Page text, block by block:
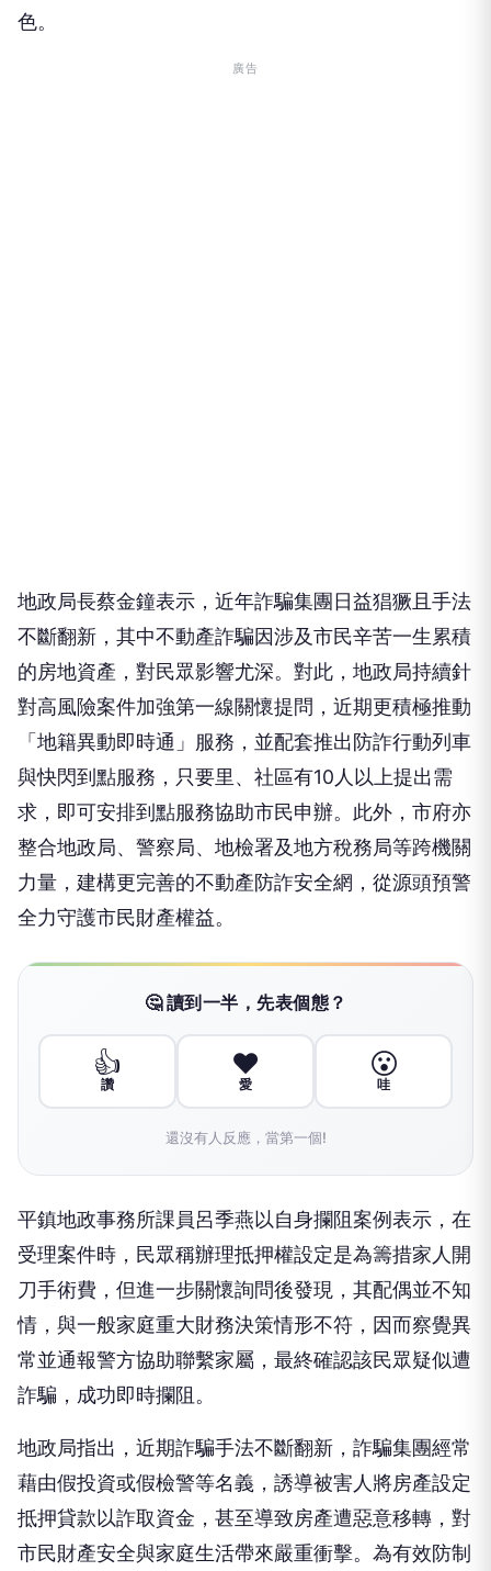
色。
廣告
地政局長蔡金鐘表示，近年詐騙集團日益猖獗且手法
不斷翻新，其中不動產詐騙因涉及市民辛苦一生累積
的房地資產，對民眾影響尤深。對此，地政局持續針
對高風險案件加強第一線關懷提問，近期更積極推動
「地籍異動即時通」服務，並配套推出防詐行動列車
與快閃到點服務，只要里、社區有10人以上提出需
求，即可安排到點服務協助市民申辦。此外，市府亦
整合地政局、警察局、地檢署及地方稅務局等跨機關
力量，建構更完善的不動產防詐安全網，從源頭預警
全力守護市民財產權益。
🤔 讀到一半，先表個態？
👍
讚
❤️
愛
😮
哇
還沒有人反應，當第一個!
平鎮地政事務所課員呂季燕以自身攔阻案例表示，在
受理案件時，民眾稱辦理抵押權設定是為籌措家人開
刀手術費，但進一步關懷詢問後發現，其配偶並不知
情，與一般家庭重大財務決策情形不符，因而察覺異
常並通報警方協助聯繫家屬，最終確認該民眾疑似遭
詐騙，成功即時攔阻。
地政局指出，近期詐騙手法不斷翻新，詐騙集團經常
藉由假投資或假檢警等名義，誘導被害人將房產設定
抵押貸款以詐取資金，甚至導致房產遭惡意移轉，對
市民財產安全與家庭生活帶來嚴重衝擊。為有效防制